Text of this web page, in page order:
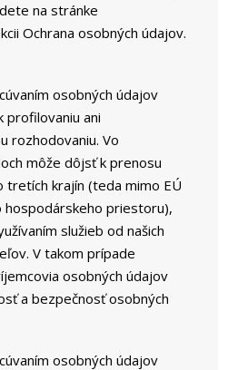
na stránke
Ochrana osobných údajov.
osobných údajov
profilovaniu ani
rozhodovaniu. Vo
môže dôjsť k prenosu
tretích krajín (teda mimo EÚ
hospodárskeho priestoru),
služieb od našich
V takom prípade
osobných údajov
a bezpečnosť osobných
osobných údajov